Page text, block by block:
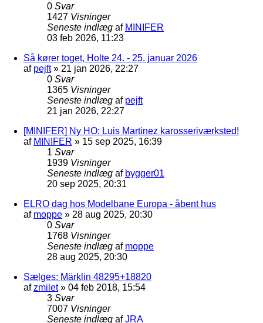
0 Svar
1427 Visninger
Seneste indlæg af MINIFER
03 feb 2026, 11:23
Så kører toget, Holte 24. - 25. januar 2026
af pejft» 21 jan 2026, 22:27
0 Svar
1365 Visninger
Seneste indlæg af pejft
21 jan 2026, 22:27
[MINIFER] Ny HO: Luis Martinez karosseriværksted!
af MINIFER » 15 sep 2025, 16:39
1 Svar
1939 Visninger
Seneste indlæg af bygger01
20 sep 2025, 20:31
ELRO dag hos Modelbane Europa - åbent hus
af moppe » 28 aug 2025, 20:30
0 Svar
1768 Visninger
Seneste indlæg af moppe
28 aug 2025, 20:30
Sælges: Märklin 48295+18820
afzmilet» 04 feb 2018, 15:54
3 Svar
7007 Visninger
Seneste indlæg afJRA